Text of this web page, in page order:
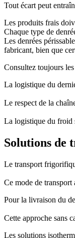
Tout écart peut
Les produits frais
Chaque type de
Les denrées
fabricant, bien que
Consultez toujours
La logistique du
Le respect de la
La logistique du froid
Solutions de
Le transport
Ce mode de
Pour la livraison du
Cette approche sans
Les solutions